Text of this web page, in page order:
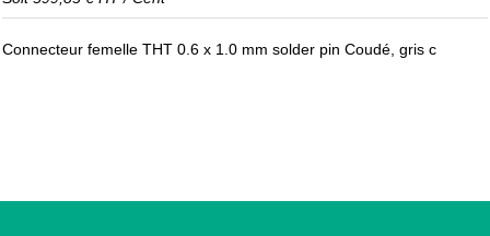
Connecteur femelle THT 0.6 x 1.0 mm solder pin Coudé, gris c